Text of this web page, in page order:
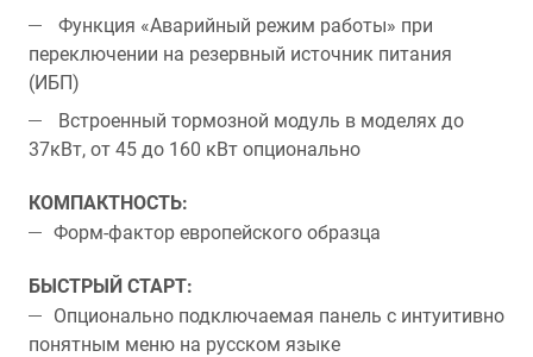
Функция «Аварийный режим работы» при
переключении на резервный источник питания
(ИБП)
Встроенный тормозной модуль в моделях до
37кВт, от 45 до 160 кВт опционально
КОМПАКТНОСТЬ:
Форм-фактор европейского образца
БЫСТРЫЙ СТАРТ:
Опционально подключаемая панель с интуитивно
понятным меню на русском языке